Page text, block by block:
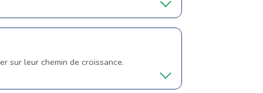
sur leur chemin de croissance.